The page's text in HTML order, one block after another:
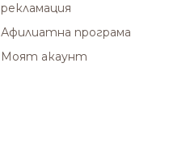
рекламация
Афилиатна програма
Моят акаунт